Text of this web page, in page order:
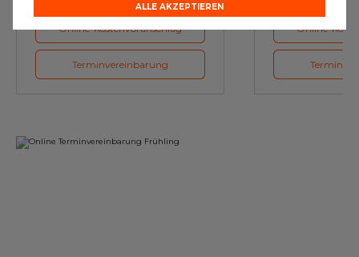
Online-Kostenvoranschlag
Terminvereinbarung
Online-
ALLE AKZEPTIEREN